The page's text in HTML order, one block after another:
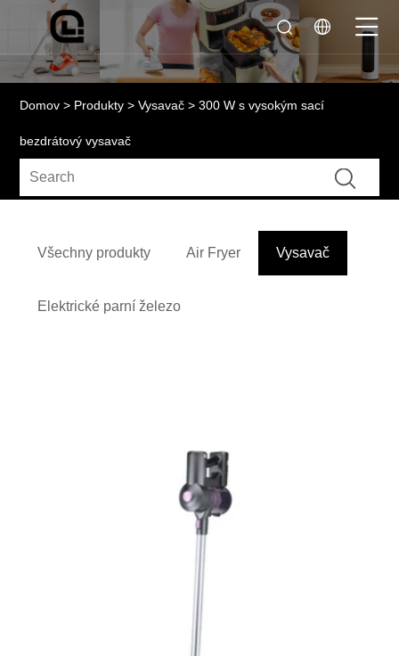
Domov > Produkty >Vysavač > 300 W s vysokým sací
bezdrátový vysavač
Všechny produkty Air Fryer Vysavač
Elektrické parní železo